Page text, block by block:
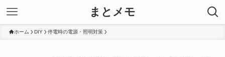
まとメモ
ホーム DIY 停電時の電源・照明対策